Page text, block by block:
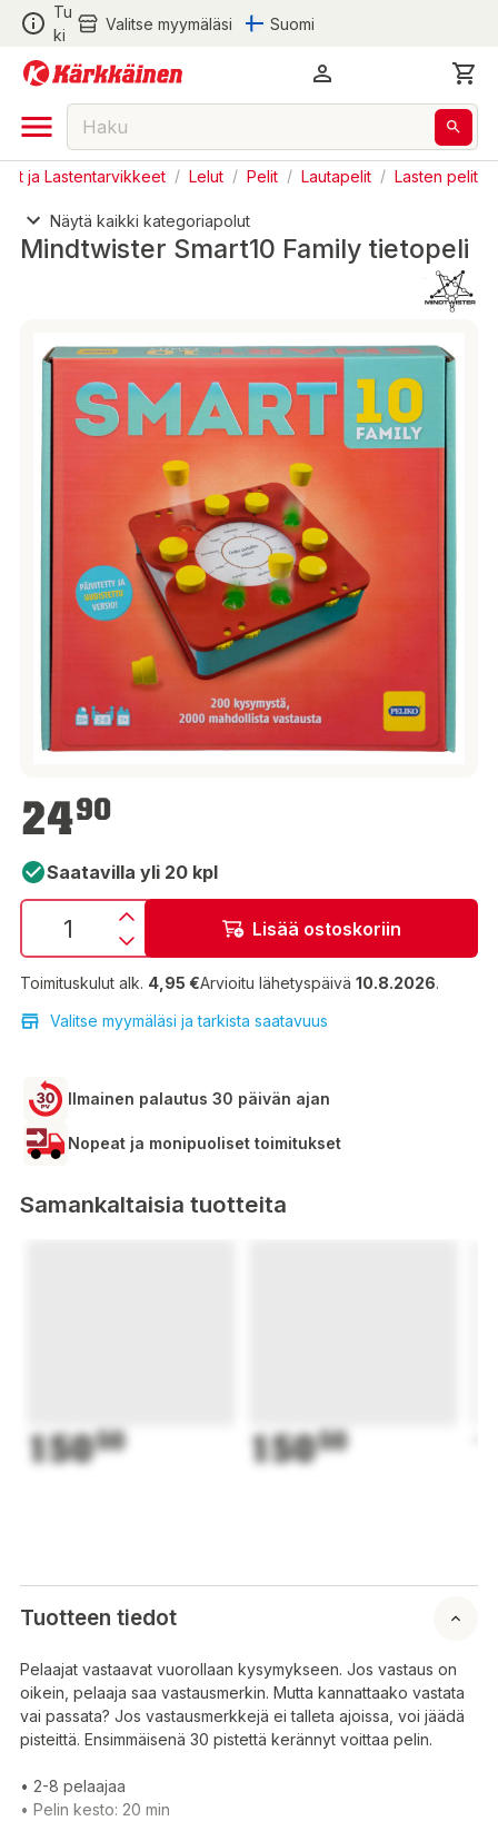
Tu
ki
Valitse myymäläsi Suomi
ja Lastentarvikkeet / Lelut / Pelit / Lautapelit / Lasten pelit
Näytä kaikki kategoriapolut
Mindtwister Smart10 Family tietopeli
2490
Saatavilla yli 20 kpl
Lisää ostoskoriin
Toimituskulut alk. 4,95 €Arvioitu lähetyspäivä 10.8.2026.
Valitse myymäläsi ja tarkista saatavuus
Ilmainen palautus 30 päivän ajan
Nopeat ja monipuoliset toimitukset
Samankaltaisia tuotteita
15050 15050
Tuotteen tiedot
Pelaajat vastaavat vuorollaan kysymykseen. Jos vastaus on
oikein, pelaaja saa vastausmerkin. Mutta kannattaako vastata
vai passata? Jos vastausmerkkejä ei talleta ajoissa, voi jäädä
pisteittä. Ensimmäisenä 30 pistettä kerännyt voittaa pelin.
• 2-8 pelaajaa
• Pelin kesto: 20 min